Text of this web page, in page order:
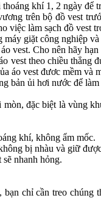
khí 1, 2 ngày để
trên bộ đồ vest
làm sạch đồ vest
giặt công nghiệp
vest. Cho nên hãy
vest theo chiều
áo vest đươc mềm và
ủi hơi nước để
đặc biệt là vùng
khí, không ẩm mốc.
bị nhàu và giữ
nhanh hỏng.
chỉ cần treo